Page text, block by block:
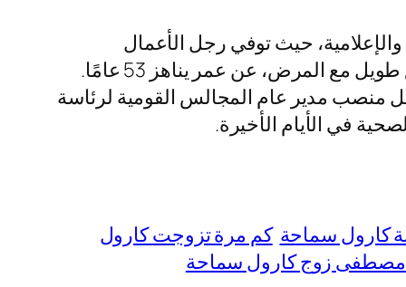
حيث توفي رجل الأعمال
والإعلامي المصري الدكتور وليد مصطفى حسن في صباح يوم السبت 3 مايو 2025. وذلك بعد صراع طويل مع المرض، عن عمر يناهز 53 عامًا.
الذي شغل منصب مدير عام المجالس القومية لرئاسة
في الأيام الأخيرة.
كارول سماحة كم مرة تزوجت كارول
مصطفى زوج كارول سماحة